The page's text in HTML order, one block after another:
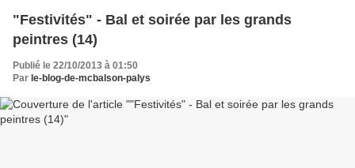
"Festivités" - Bal et soirée par les grands
peintres (14)
Publié le 22/10/2013 à 01:50
Par le-blog-de-mcbalson-palys